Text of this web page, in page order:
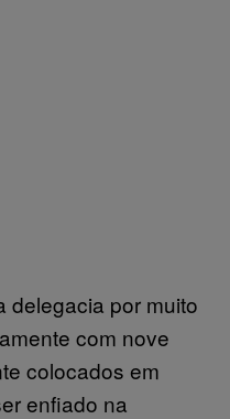
delegacia por muito
com nove
colocados em
enfiado na